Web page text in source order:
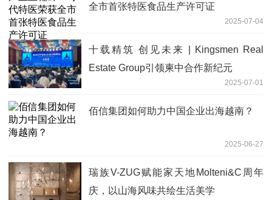
全市首张特医食品生产许可证
2025-07-04
十载精筑 创见未来 | Kingsmen Real
Estate Group引领柬中合作新纪元
2025-07-01
佰信集团如何助力中国企业出海越南？
2025-06-27
瑞族V-ZUG赋能家天地Molteni&C周年
庆，以山海风味共绘生活美学